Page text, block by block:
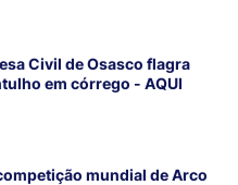
Civil de Osasco flagra
em córrego - AQUI
mundial de Arco